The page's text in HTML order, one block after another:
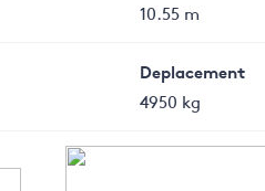
10.55 m
Deplacement
4950 kg